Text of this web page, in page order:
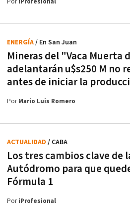
PoriProfesional
Mineras del "Vaca Muerta
adelantarán u$s250 M no
antes de iniciar la
ENERGÍA/ En San Juan
PorMario Luis Romero
Los tres cambios clave de
Autódromo para que
Fórmula 1
ACTUALIDAD / CABA
PoriProfesional